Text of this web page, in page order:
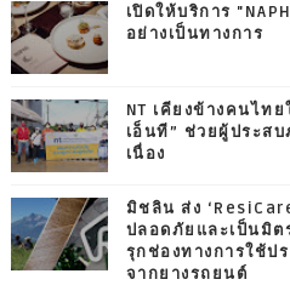
เปิดให้บริการ
อย่างเป็นทางการ
NT เคียงข้างคนไท
เอ็นที” ช่วยผู้ประส
เนื่อง
มิชลิน ส่ง
ปลอดภัยและเป็นมิต
รุกช่องทางการใช้ป
จากยางรถยนต์